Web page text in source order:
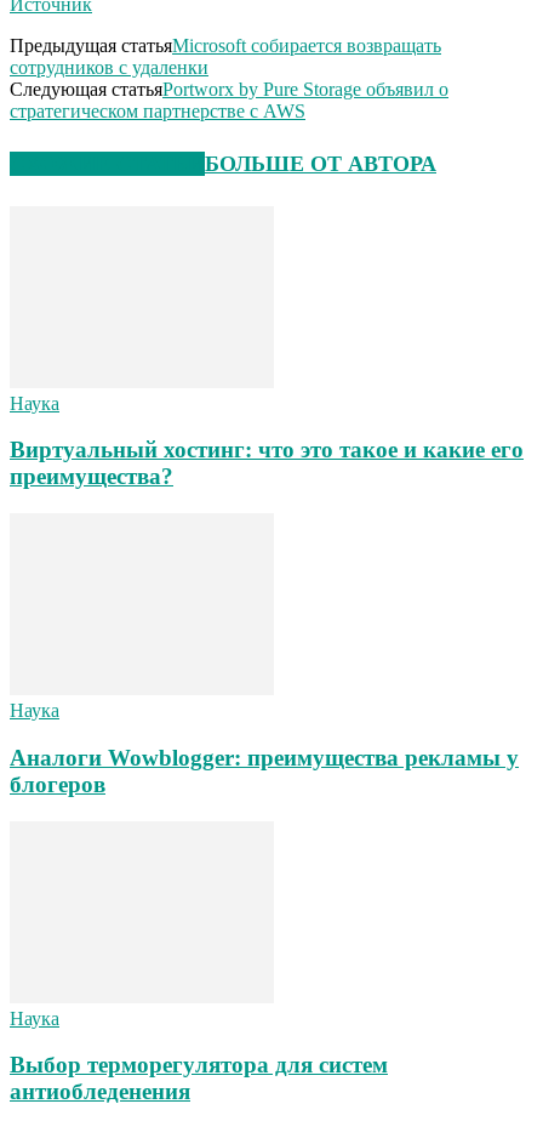
Предыдущая статьяMicrosoft собирается возвращать
сотрудников с удаленки
Следующая статьяPortworx by Pure Storage объявил о
стратегическом партнерстве с AWS
БОЛЬШЕ ОТ АВТОРА
Наука
Виртуальный хостинг: что это такое и какие его
преимущества?
Наука
Аналоги Wowblogger: преимущества рекламы у
блогеров
Наука
Выбор терморегулятора для систем
антиобледенения